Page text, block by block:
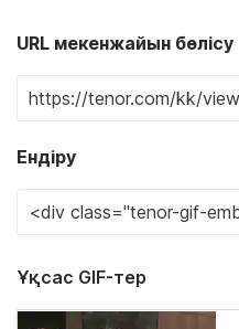
URL мекенжайын бөлісу
Ендіру
Ұқсас GIF-тер